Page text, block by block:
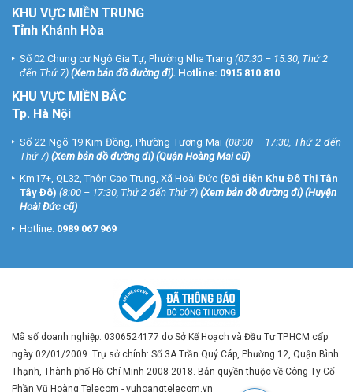
KHU VỰC MIỀN TRUNG
Tỉnh Khánh Hòa
Số 02 Chung cư Ngô Gia Tự, Phường Nha Trang (07:30 – 15:30, Thứ 2
đến Thứ 7) (Xem bản đồ đường đi). Hotline: 0915 810 810
KHU VỰC MIỀN BẮC
Tp. Hà Nội
Số 22 Ngõ 19 Kim Đồng, Phường Tương Mai (08:00 – 17:30, Thứ 2 đến
Thứ 7) (Xem bản đồ đường đi) (Quận Hoàng Mai cũ)
Km17+, QL32, Thôn Cao Trung, Xã Hoài Đức (Đối diện Khu Đô Thị Tân
Tây Đô) (8:00 – 17:30, Thứ 2 đến Thứ 7) (Xem bản đồ đường đi) (Huyện
Hoài Đức cũ)
Hotline: 0989 067 969
Mã số doanh nghiệp: 0306524177 do Sở Kế Hoạch và Đầu Tư TP.HCM cấp
ngày 02/01/2009. Trụ sở chính: Số 3A Trần Quý Cáp, Phường 12, Quận Bình
Thạnh, Thành phố Hồ Chí Minh 2008-2018. Bản quyền thuộc về Công Ty Cổ
Phần Vũ Hoàng Telecom - vuhoangtelecom.vn